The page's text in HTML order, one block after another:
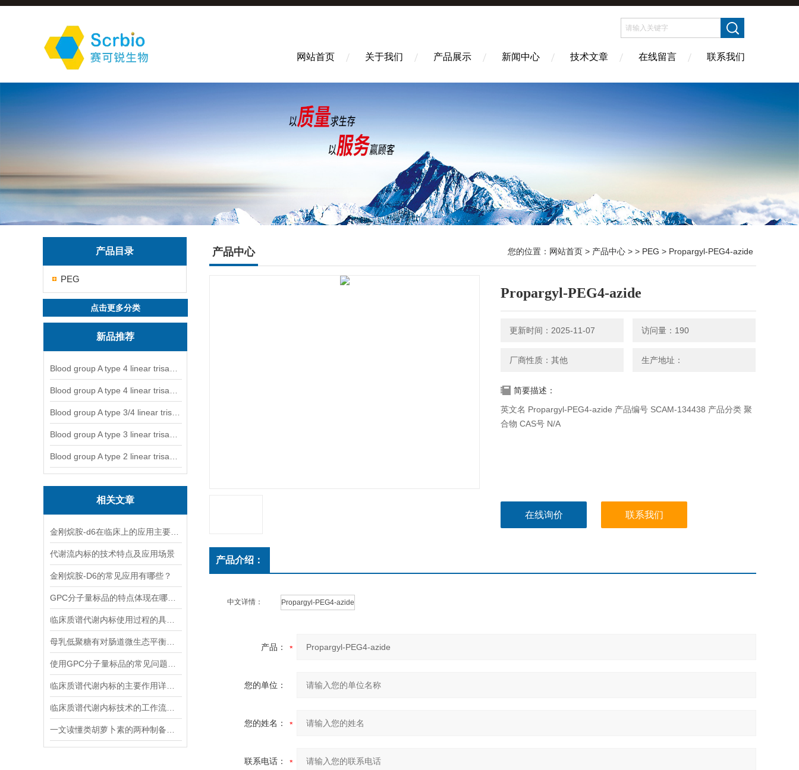
网站首页 关于我们 产品展示 新闻中心 技术文章 在线留言 联系我们
产品目录
PEG
点击更多分类
新品推荐
相关文章
代谢流内标的技术特点及应用场景
金刚烷胺-D6的常见应用有哪些？
产品中心 您的位置： 网站首页 > 产品中心 > > PEG > Propargyl-PEG4-azide
Propargyl-PEG4-azide
更新时间：2025-11-07 访问量：190
厂商性质：其他 生产地址：
简要描述：
英文名 Propargyl-PEG4-azide 产品编号 SCAM-134438 产品分类 聚
合物 CAS号 N/A
在线询价 联系我们
产品介绍：
中文详情： Propargyl-PEG4-azide
产品：
您的单位：
您的姓名：
联系电话：